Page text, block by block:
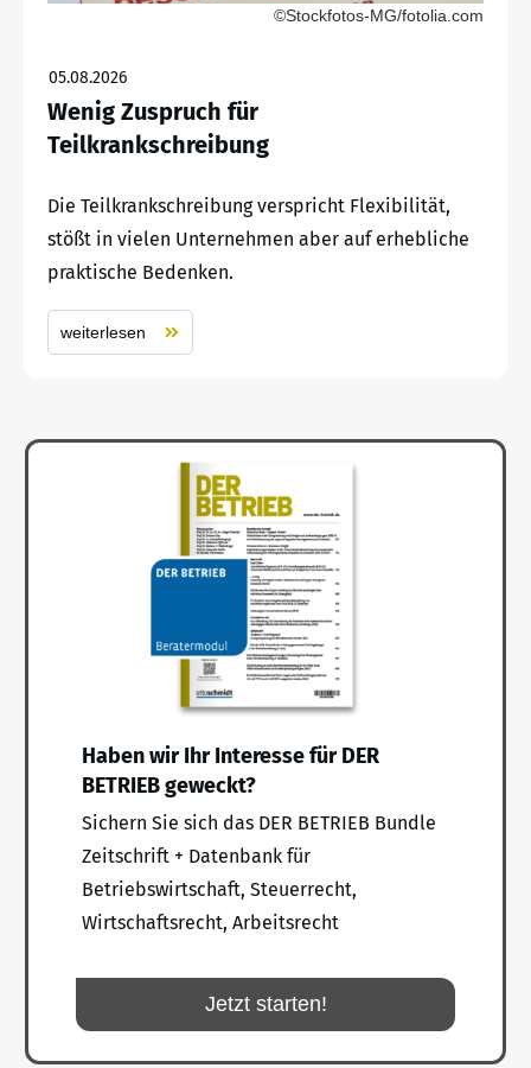
©Stockfotos-MG/fotolia.com
05.08.2026
Wenig Zuspruch für
Teilkrankschreibung
Die Teilkrankschreibung verspricht Flexibilität,
stößt in vielen Unternehmen aber auf erhebliche
praktische Bedenken.
weiterlesen
Haben wir Ihr Interesse für DER
BETRIEB geweckt?
Sichern Sie sich das DER BETRIEB Bundle
Zeitschrift + Datenbank für
Betriebswirtschaft, Steuerrecht,
Wirtschaftsrecht, Arbeitsrecht
Jetzt starten!